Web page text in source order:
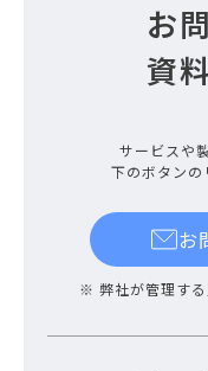
お
資
サービスや
下のボタンの
お
※ 弊社が管理する